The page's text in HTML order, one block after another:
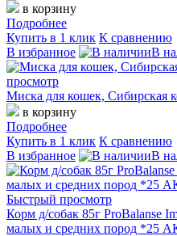
в корзину
Подробнее
Купить в 1 клик К сравнению
В избранное
В
просмотр
Миска для кошек, Сибирская
в корзину
Подробнее
Купить в 1 клик К сравнению
В избранное
В
Быстрый просмотр
Корм д/собак 85г ProBalanse
малых и средних пород *25